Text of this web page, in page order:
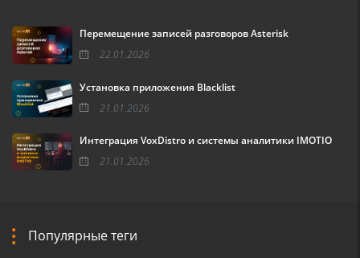
Перемещение записей разговоров Asterisk
22.01.2026
Установка приложения Blacklist
21.01.2026
Интеграция VoxDistro и системы аналитики IMOTIO
21.01.2026
Популярные теги